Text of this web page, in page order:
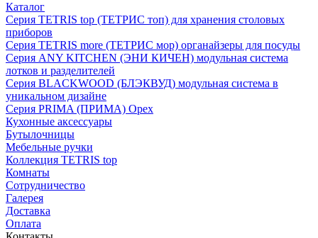
Каталог
Серия TETRIS top (ТЕТРИС топ) для хранения столовых
приборов
Серия TETRIS more (ТЕТРИС мор) органайзеры для посуды
Серия ANY KITCHEN (ЭНИ КИЧЕН) модульная система
лотков и разделителей
Серия BLACKWOOD (БЛЭКВУД) модульная система в
уникальном дизайне
Серия PRIMA (ПРИМА) Орех
Кухонные аксессуары
Бутылочницы
Мебельные ручки
Коллекция TETRIS top
Комнаты
Сотрудничество
Галерея
Доставка
Оплата